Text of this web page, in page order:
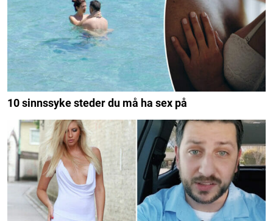
10 sinnssyke steder du må ha sex på